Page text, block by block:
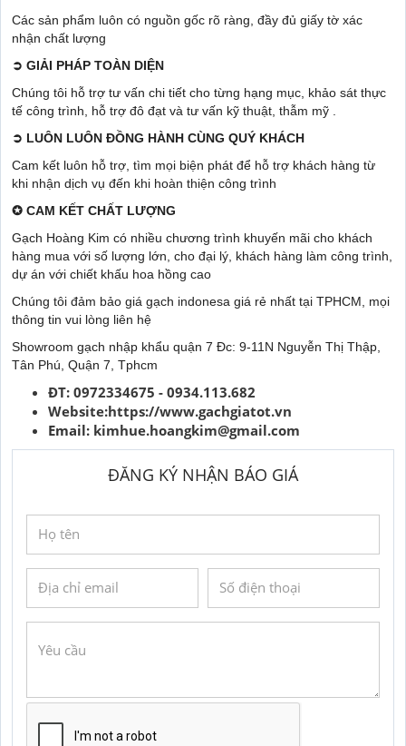
Các sản phẩm luôn có nguồn gốc rõ ràng, đầy đủ giấy tờ xác
nhận chất lượng
➲ GIẢI PHÁP TOÀN DIỆN
Chúng tôi hỗ trợ tư vấn chi tiết cho từng hạng mục, khảo sát thực
tế công trình, hỗ trợ đô đạt và tư vấn kỹ thuật, thẫm mỹ .
➲ LUÔN LUÔN ĐỒNG HÀNH CÙNG QUÝ KHÁCH
Cam kết luôn hỗ trợ, tìm mọi biện phát để hỗ trợ khách hàng từ
khi nhận dịch vụ đến khi hoàn thiện công trình
✪ CAM KẾT CHẤT LƯỢNG
Gạch Hoàng Kim có nhiều chương trình khuyến mãi cho khách
hàng mua với số lượng lớn, cho đại lý, khách hàng làm công trình,
dự án với chiết khấu hoa hồng cao
Chúng tôi đảm bảo giá gạch indonesa giá rẻ nhất tại TPHCM, mọi
thông tin vui lòng liên hệ
Showroom gạch nhập khẩu quận 7 Đc: 9-11N Nguyễn Thị Thập,
Tân Phú, Quận 7, Tphcm
ĐT: 0972334675 - 0934.113.682
Website:https://www.gachgiatot.vn
Email: kimhue.hoangkim@gmail.com
ĐĂNG KÝ NHẬN BÁO GIÁ